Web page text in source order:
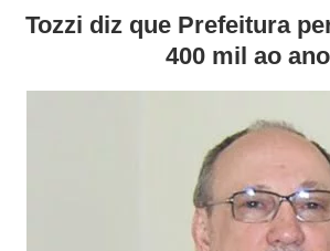
Tozzi diz que Prefeitura
400 mil ao ano